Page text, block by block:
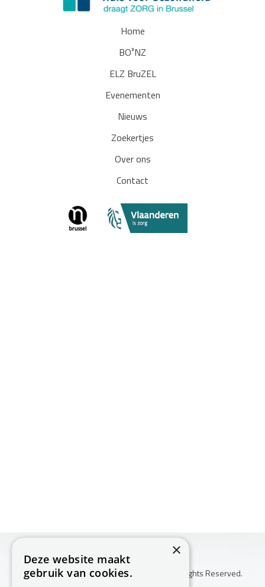
Home
BO³NZ
ELZ BruZEL
Evenementen
Nieuws
Zoekertjes
Over ons
Contact
Copyright © 2026 Huis Voor Gezondheid. All Rights Reserved.
×
Deze website maakt
gebruik van cookies.